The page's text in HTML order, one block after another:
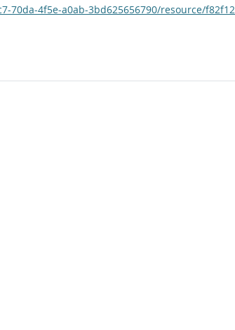
70da-4f5e-a0ab-3bd625656790/resource/